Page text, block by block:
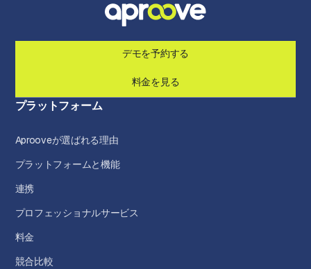
デモを予約する
料金を見る
プラットフォーム
Aprooveが選ばれる理由
プラットフォームと機能
連携
プロフェッショナルサービス
料金
競合比較